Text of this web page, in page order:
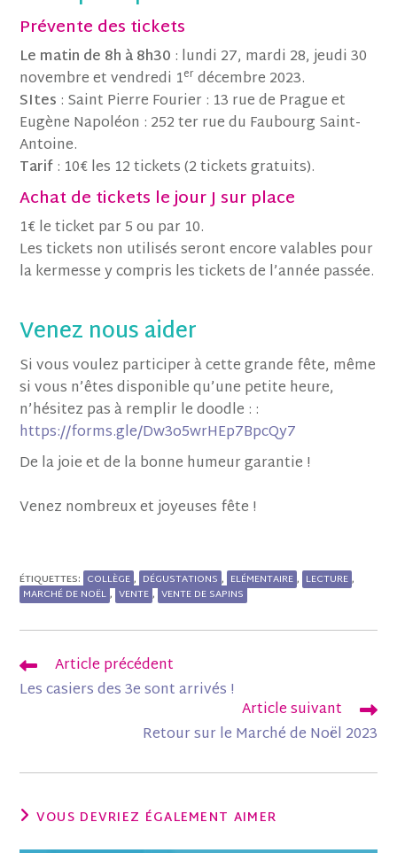
Prévente des tickets
Le matin de 8h à 8h30 : lundi 27, mardi 28, jeudi 30
novembre et vendredi 1erdécembre 2023.
SItes : Saint Pierre Fourier : 13 rue de Prague et
Eugène Napoléon : 252 ter rue du Faubourg Saint-
Antoine.
Tarif : 10€ les 12 tickets (2 tickets gratuits).
Achat de tickets le jour J sur place
1€ le ticket par 5 ou par 10.
Les tickets non utilisés seront encore valables pour
la kermesse y compris les tickets de l’année passée.
Venez nous aider
Si vous voulez participer à cette grande fête, même
si vous n’êtes disponible qu’une petite heure,
n’hésitez pas à remplir le doodle : :
https://forms.gle/Dw3o5wrHEp7BpcQy7
De la joie et de la bonne humeur garantie !
Venez nombreux et joyeuses fête !
ÉTIQUETTES: COLLÈGE , DÉGUSTATIONS , ELÉMENTAIRE , LECTURE ,
MARCHÉ DE NOËL , VENTE , VENTE DE SAPINS
Article précédent
Les casiers des 3e sont arrivés !
Article suivant
Retour sur le Marché de Noël 2023
VOUS DEVRIEZ ÉGALEMENT AIMER